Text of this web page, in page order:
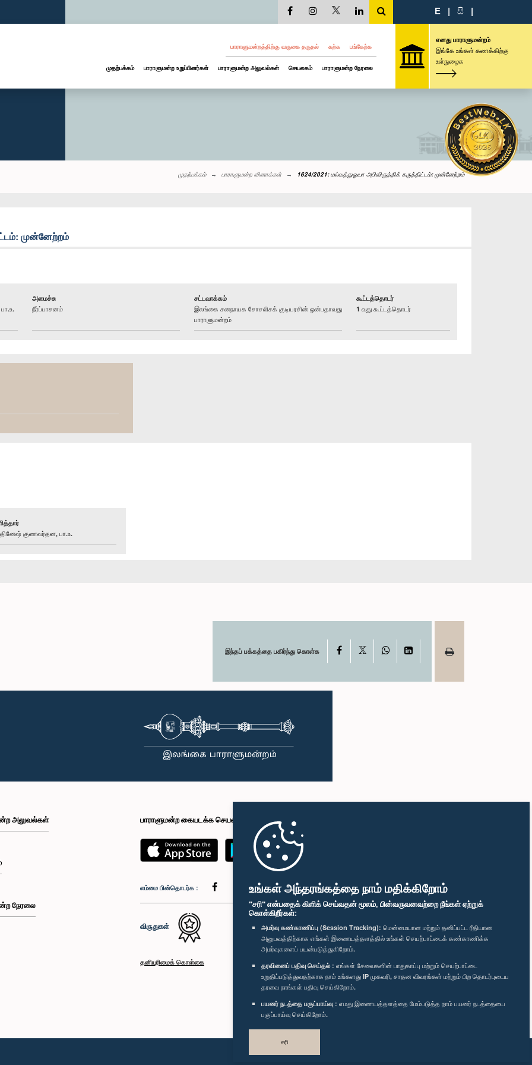
உங்கள் அந்தரங்கத்தை நாம் மதிக்கிறோம்
"சரி" என்பதைக் கிளிக் செய்வதன் மூலம், பின்வருவனவற்றை நீங்கள் ஏற்றுக்
கொள்கிறீர்கள்:
அமர்வு கண்காணிப்பு (Session Tracking): மென்மையான மற்றும் தனிப்பட்ட ரீதியான
அனுபவத்திற்காக எங்கள் இணையத்தளத்தில் உங்கள் செயற்பாட்டைக் கண்காணிக்க
அமர்வுகளைப் பயன்படுத்துகிறோம்.
தரவினைப் பதிவு செய்தல் : எங்கள் சேவைகளின் பாதுகாப்பு மற்றும் செயற்பாட்டை
உறுதிப்படுத்துவதற்காக நாம் உங்களது IP முகவரி, சாதன விவரங்கள் மற்றும் பிற தொடர்புடைய
தரவை நாங்கள் பதிவு செய்கிறோம்.
பயனர் நடத்தை பகுப்பாய்வு : எமது இணையத்தளத்தை மேம்படுத்த நாம் பயனர் நடத்தையை
பகுப்பாய்வு செய்கிறோம்.
சரி
E | සි |
பாராளுமன்றத்திற்கு வருகை தருதல் கற்க பங்கேற்க
முதற்பக்கம் பாராளுமன்ற உறுப்பினர்கள் பாராளுமன்ற அலுவல்கள் செயலகம் பாராளுமன்ற நேரலை
எனது பாராளுமன்றம்
இங்கே உங்கள் கணக்கிற்கு
உள்நுழைக
முதற்பக்கம் பாராளுமன்ற வினாக்கள் 1624/2021: மல்வத்துஓயா அபிவிருத்திக் கருத்திட்டம்: முன்னேற்றம்
முன்னேற்றம்
அமைச்சு
நீர்ப்பாசனம்
சட்டவாக்கம்
இலங்கை சனநாயக சோசலிசக் குடியரசின் ஒன்பதாவது
பாராளுமன்றம்
கூட்டத்தொடர்
1 வது கூட்டத்தொடர்
குணவர்தன, பா.உ.
இந்தப் பக்கத்தை பகிர்ந்து கொள்க Facebook WhatsAppLinkedIn
அலுவல்கள்
நேரலை
பாராளுமன்ற கையடக்க செயலி
எம்மை பின்தொடர்க :
விருதுகள்
தனியுரிமைக் கொள்கை